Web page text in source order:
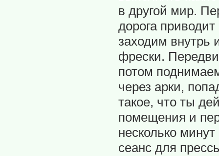
в другой мир.
дорога
заходим внутрь
фрески.
потом
через арки,
такое, что ты
помещения и
несколько
сеанс для